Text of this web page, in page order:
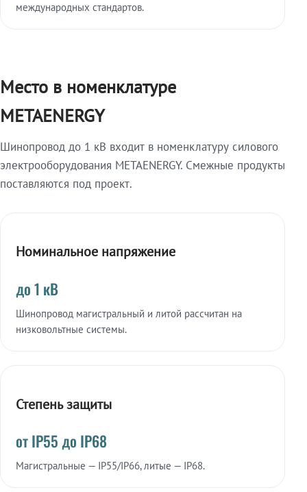
международных стандартов.
Место в номенклатуре
METAENERGY
Шинопровод до 1 кВ входит в номенклатуру силового
электрооборудования METAENERGY. Смежные продукты
поставляются под проект.
Номинальное напряжение
до 1 кВ
Шинопровод магистральный и литой рассчитан на
низковольтные системы.
Степень защиты
от IP55 до IP68
Магистральные — IP55/IP66, литые — IP68.